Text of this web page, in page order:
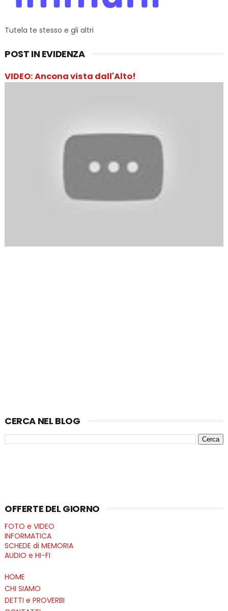
Tutela te stesso e gli altri
POST IN EVIDENZA
VIDEO: Ancona vista dall'Alto!
CERCA NEL BLOG
OFFERTE DEL GIORNO
FOTO e VIDEO
INFORMATICA
SCHEDE di MEMORIA
AUDIO e HI-FI
HOME
CHI SIAMO
DETTI e PROVERBI